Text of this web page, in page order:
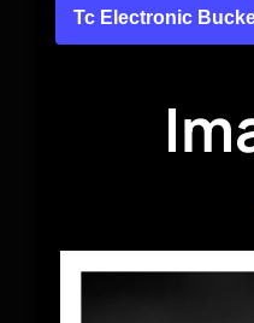
Tc Electronic